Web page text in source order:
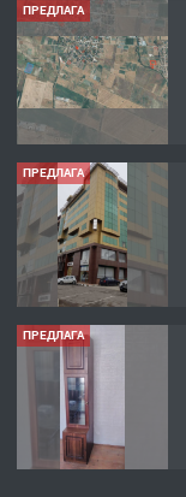
ПРЕДЛАГА
ПРЕДЛАГА
ПРЕДЛАГА